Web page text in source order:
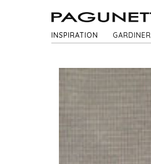
INSPIRATION GARDINER